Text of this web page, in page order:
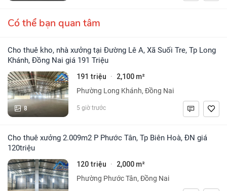
Có thể bạn quan tâm
Cho thuê kho, nhà xưởng tại Đường Lê A, Xã Suối Tre, Tp Long
Khánh, Đồng Nai giá 191 Triệu
8
191 triệu · 2,100 m²
Phường Long Khánh, Đồng Nai
5 giờ trước
Cho thuê xưởng 2.009m2 P Phước Tân, Tp Biên Hoà, ĐN giá
120triệu
120 triệu · 2,000 m²
Phường Phước Tân, Đồng Nai